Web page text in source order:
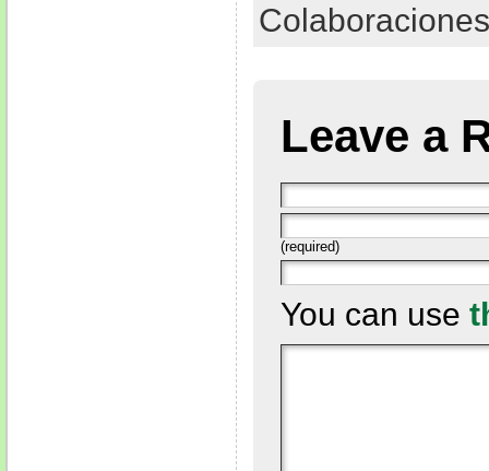
Colaboraciones
Leave a
(required)
You can use